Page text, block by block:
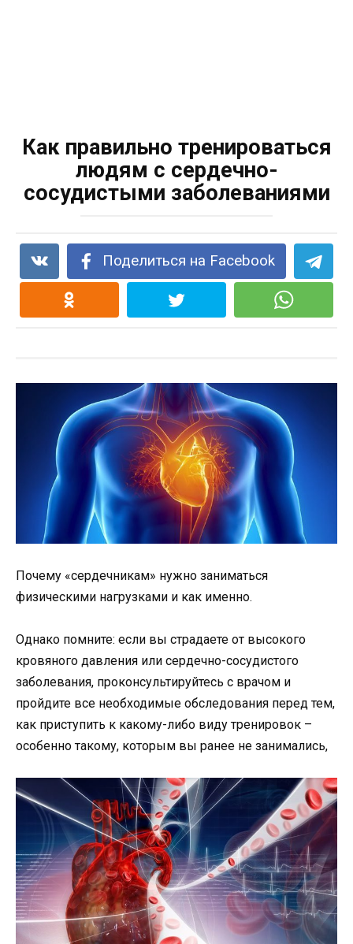
Как правильно тренироваться
людям с сердечно-
сосудистыми заболеваниями
Поделиться на Facebook
Почему «сердечникам» нужно заниматься
физическими нагрузками и как именно.
Однако помните: если вы страдаете от высокого
кровяного давления или сердечно-сосудистого
заболевания, проконсультируйтесь с врачом и
пройдите все необходимые обследования перед тем,
как приступить к какому-либо виду тренировок –
особенно такому, которым вы ранее не занимались,